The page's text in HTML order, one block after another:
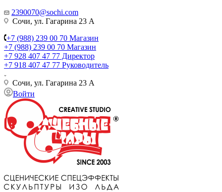
2390070@sochi.com
Сочи, ул. Гагарина 23 А
+7 (988) 239 00 70 Магазин
+7 (988) 239 00 70 Магазин
+7 928 407 47 77 Директор
+7 918 407 47 77 Руководитель
Сочи, ул. Гагарина 23 А
Войти